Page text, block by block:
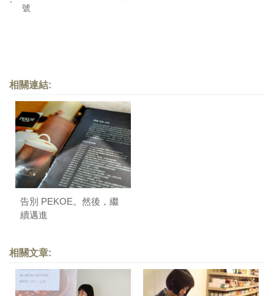
號
相關連結:
告別 PEKOE。然後，繼
續邁進
相關文章: